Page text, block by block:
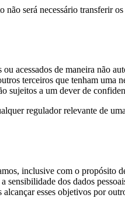
será necessário transferir
acessados de maneira não
terceiros que tenham uma
sujeitos a um dever de
regulador relevante de
inclusive com o propósito
dos dados
esses objetivos por